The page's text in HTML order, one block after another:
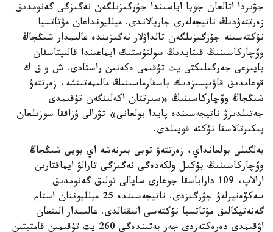
جۋىردا اتالعان جوبا اياسىندا جۇرگىزىلگەن نەگىزگى گەنومدىق
زەرتتەۋدىڭ ناتيجەلەرى جاريالاندى. ميلليونداعان مۋتاتسيا
نۇكتەسىنە جۇرگىزىلگەن تالداۋلار نەگىزىندە عالىمدار شىڭجاڭ
وۆچاركاسىنىڭ قىتايدىڭ سولتۇستىك ايماعىندا قالىپتاسقان
بايىرعى جەرگىلىكتى يت تۇقىمى ەكەنىن راستادى. ش و ق ك
قوعامدىق قاۋىپسىزدىك باسقارماسىنىڭ مالىمەتىنشە، زەرتتەۋ
شىڭجاڭ وۆچاركاسىنىڭ «سىرتتان اكەلىنگەن تۇقىمدى
جەتىلدىرۋ ناتيجەسىندە پايدا بولعانى» تۋرالى ۇزاققا سوزىلعان
پىكىرتالاسقا نۇكتە قويىلدى.
بەلگىلى بولعانداي، زەرتتەۋ توبى بىرنەشە اي بويى شىڭجاڭ
وۆچاركاسىنىڭ بۇكىل ولكەدەگى نەگىزگى تارالۋ ايماقتارىن
ارالاپ، 109 داراباسقا جوعارى ساپالى تولىق گەنومدىق
سەكۆەنيرلەۋ جۇرگىزدى. ناتيجەسىندە 25 ميلليوننان استام
گەنەتيكالىق مۋتاتسيا نۇكتەسى انىقتالدى. عالىمدار الىنعان
اۋقىمدى دەرەكتەردى جەر بەتىندەگى 260 يت تۇقىمىن قامتيتىن